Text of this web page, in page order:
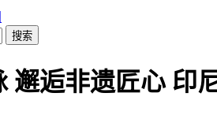
搜索
邂逅非遗匠心 印